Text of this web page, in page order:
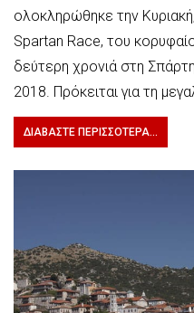
ολοκληρώθηκε την
Spartan Race, του
δεύτερη χρονιά στη
2018. Πρόκειται για τη
ΔΙΑΒΆΣΤΕ ΠΕΡΙΣΣΌΤΕΡΑ...